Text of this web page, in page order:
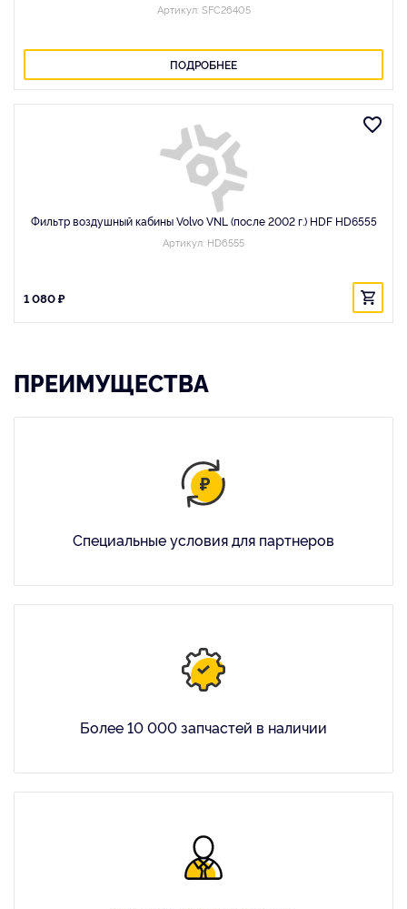
Артикул: SFC26405
ПОДРОБНЕЕ
Фильтр воздушный кабины Volvo VNL (после 2002 г.) HDF HD6555
Артикул: HD6555
1 080 ₽
ПРЕИМУЩЕСТВА
Специальные условия для партнеров
Более 10 000 запчастей в наличии